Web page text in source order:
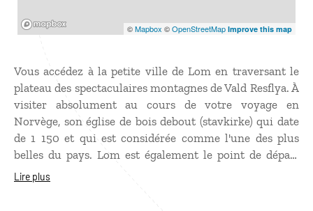
©Mapbox ©OpenStreetMap Improve this map
Vous accédez à la petite ville de Lom en traversant le
plateau des spectaculaires montagnes de Vald Resflya. À
visiter absolument au cours de votre voyage en
Norvège, son église de bois debout (stavkirke) qui date
de 1 150 et qui est considérée comme l'une des plus
belles du pays. Lom est également le point de départ
idéal pour partir en randonnée dans le sublime parc
Lire plus